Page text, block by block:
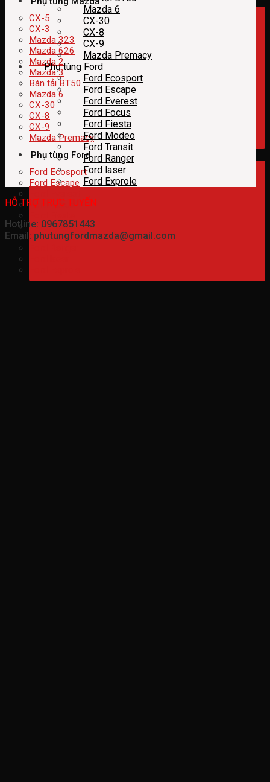
CX-5
CX-3
Mazda 323
Mazda 626
Mazda 2
Mazda 3
Bán tải BT50
Mazda 6
CX-30
CX-8
CX-9
Mazda Premacy
Phụ tùng Ford
Ford Ecosport
Ford Escape
Ford Focus
Ford Modeo
Ford Transit
Mazda 6
CX-30
CX-8
CX-9
Mazda Premacy
Phụ tùng Ford
Ford Ecosport
Ford Escape
Ford Everest
Ford Focus
Ford Fiesta
Ford Modeo
Ford Transit
Ford Ranger
Ford laser
Ford Exprole
HỖ TRỢ TRỰC TUYẾN
Hotline: 0967851443
Email: phutungfordmazda@gmail.com